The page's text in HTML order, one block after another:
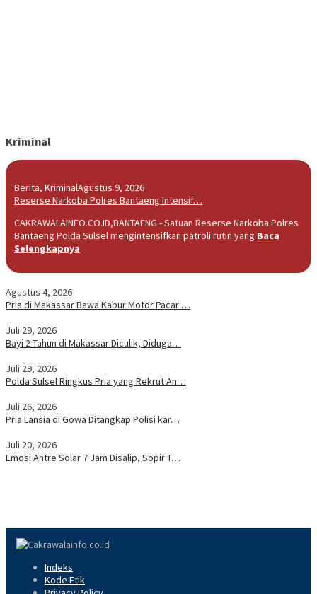
Kriminal
Berita, KriminalAgustus 9, 2026
Reserse Narkoba Polres Bantaeng Intensif…
CAKRAWALAINFO.CO.ID,BANTAENG - Satuan Reserse Narkoba Polres
Bantaeng Polda Sulsel mengintensifkan patroli rutin yang Baca
Selengkapnya
Agustus 4, 2026
Pria di Makassar Bawa Kabur Motor Pacar …
Juli 29, 2026
Bayi 2 Tahun di Makassar Diculik, Diduga…
Juli 29, 2026
Polda Sulsel Ringkus Pria yang Rekrut An…
Juli 26, 2026
Pria Lansia di Gowa Ditangkap Polisi kar…
Juli 20, 2026
Emosi Antre Solar 7 Jam Disalip, Sopir T…
Indeks
Kode Etik